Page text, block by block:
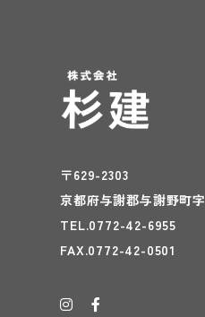
〒629-2303
京都府与謝郡与謝野町
TEL.0772-42-6955
FAX.0772-42-0501